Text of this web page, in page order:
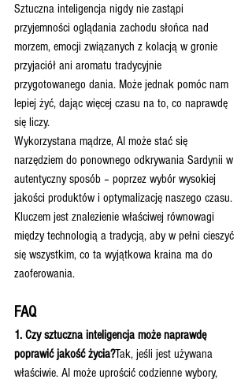
Sztuczna inteligencja nigdy nie zastąpi
przyjemności oglądania zachodu słońca nad
morzem, emocji związanych z kolacją w gronie
przyjaciół ani aromatu tradycyjnie
przygotowanego dania. Może jednak pomóc nam
lepiej żyć, dając więcej czasu na to, co naprawdę
się liczy.
Wykorzystana mądrze, AI może stać się
narzędziem do ponownego odkrywania Sardynii w
autentyczny sposób – poprzez wybór wysokiej
jakości produktów i optymalizację naszego czasu.
Kluczem jest znalezienie właściwej równowagi
między technologią a tradycją, aby w pełni cieszyć
się wszystkim, co ta wyjątkowa kraina ma do
zaoferowania.
FAQ
1. Czy sztuczna inteligencja może naprawdę
poprawić jakość życia?Tak, jeśli jest używana
właściwie. AI może uprościć codzienne wybory,